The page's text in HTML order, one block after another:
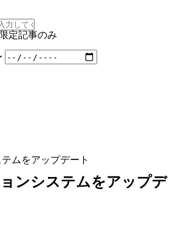
定記事のみ
ムをアップデート
ンシステムをアップデ